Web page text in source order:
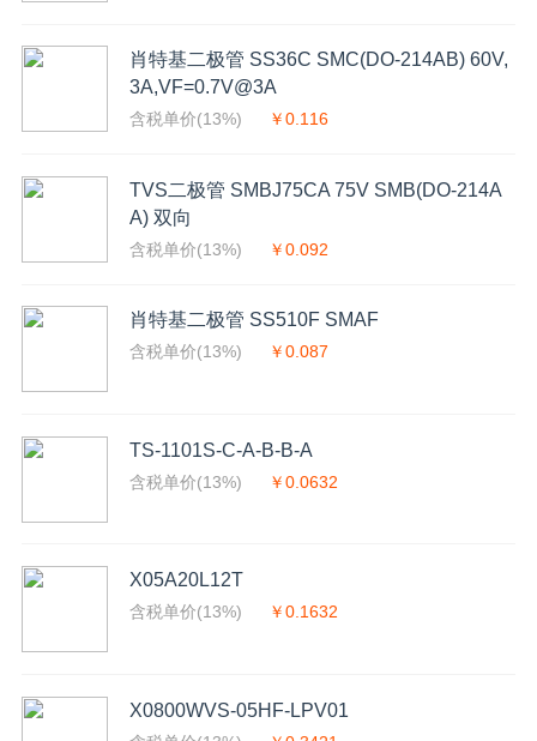
肖特基二极管 SS36C SMC(DO-214AB) 60V,
3A,VF=0.7V@3A
含税单价(13%) ￥0.116
TVS二极管 SMBJ75CA 75V SMB(DO-214A
A) 双向
含税单价(13%) ￥0.092
肖特基二极管 SS510F SMAF
含税单价(13%) ￥0.087
TS-1101S-C-A-B-B-A
含税单价(13%) ￥0.0632
X05A20L12T
含税单价(13%) ￥0.1632
X0800WVS-05HF-LPV01